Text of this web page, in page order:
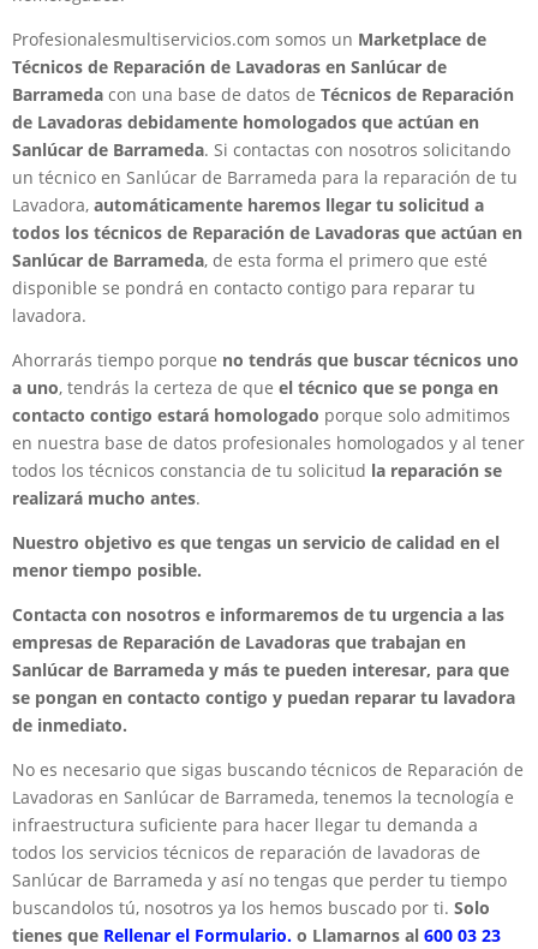
Profesionalesmultiservicios.com somos un Marketplace de
Técnicos de Reparación de Lavadoras en Sanlúcar de
Barrameda con una base de datos de Técnicos de Reparación
de Lavadoras debidamente homologados que actúan en
Sanlúcar de Barrameda. Si contactas con nosotros solicitando
un técnico en Sanlúcar de Barrameda para la reparación de tu
Lavadora, automáticamente haremos llegar tu solicitud a
todos los técnicos de Reparación de Lavadoras que actúan en
Sanlúcar de Barrameda, de esta forma el primero que esté
disponible se pondrá en contacto contigo para reparar tu
lavadora.
Ahorrarás tiempo porque no tendrás que buscar técnicos uno
a uno, tendrás la certeza de que el técnico que se ponga en
contacto contigo estará homologado porque solo admitimos
en nuestra base de datos profesionales homologados y al tener
todos los técnicos constancia de tu solicitud la reparación se
realizará mucho antes.
Nuestro objetivo es que tengas un servicio de calidad en el
menor tiempo posible.
Contacta con nosotros e informaremos de tu urgencia a las
empresas de Reparación de Lavadoras que trabajan en
Sanlúcar de Barrameda y más te pueden interesar, para que
se pongan en contacto contigo y puedan reparar tu lavadora
de inmediato.
No es necesario que sigas buscando técnicos de Reparación de
Lavadoras en Sanlúcar de Barrameda, tenemos la tecnología e
infraestructura suficiente para hacer llegar tu demanda a
todos los servicios técnicos de reparación de lavadoras de
Sanlúcar de Barrameda y así no tengas que perder tu tiempo
buscandolos tú, nosotros ya los hemos buscado por ti. Solo
tienes que Rellenar el Formulario. o Llamarnos al 600 03 23